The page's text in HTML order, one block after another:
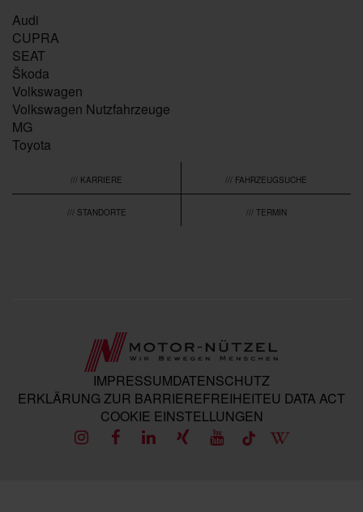
Audi
CUPRA
SEAT
Škoda
Volkswagen
Volkswagen Nutzfahrzeuge
MG
Toyota
/// KARRIERE /// FAHRZEUGSUCHE
/// STANDORTE /// TERMIN
IMPRESSUMDATENSCHUTZ
ERKLÄRUNG ZUR BARRIEREFREIHEITEU DATA ACT
COOKIE EINSTELLUNGEN